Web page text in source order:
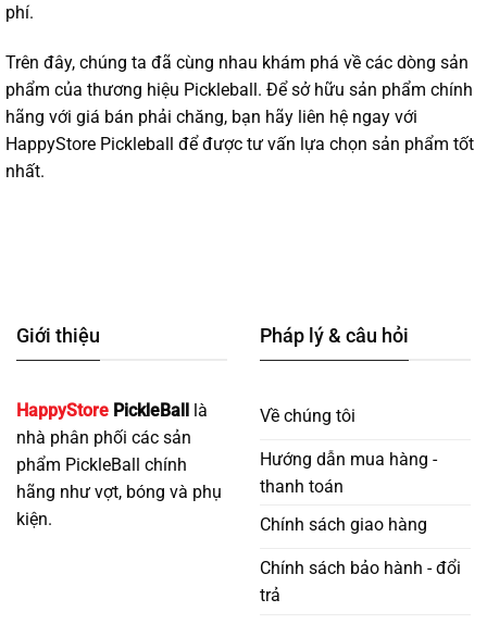
phí.
Trên đây, chúng ta đã cùng nhau khám phá về các dòng sản
phẩm của thương hiệu Pickleball. Để sở hữu sản phẩm chính
hãng với giá bán phải chăng, bạn hãy liên hệ ngay với
HappyStore Pickleball để được tư vấn lựa chọn sản phẩm tốt
nhất.
Giới thiệu
HappyStore PickleBall là
nhà phân phối các sản
phẩm PickleBall chính
hãng như vợt, bóng và phụ
kiện.
Pháp lý & câu hỏi
Về chúng tôi
Hướng dẫn mua hàng -
thanh toán
Chính sách giao hàng
Chính sách bảo hành - đổi
trả